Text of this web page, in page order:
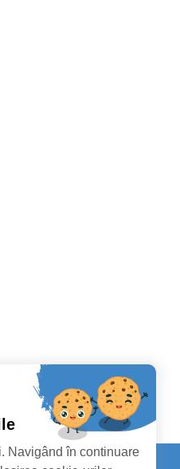
Navigând în continuare